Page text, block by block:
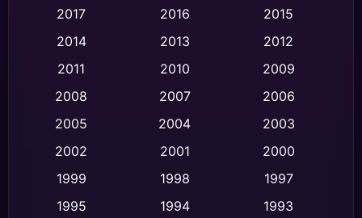
Comedy ตลก (436)
Crime อาชญากรรม (513)
Cult Film
Dance เต้น (10)
2017
2016
2015
2014
2013
2012
2011
2010
2009
2008
2007
2006
2005
2004
2003
2002
2001
2000
1999
1998
1997
1995
1994
1993